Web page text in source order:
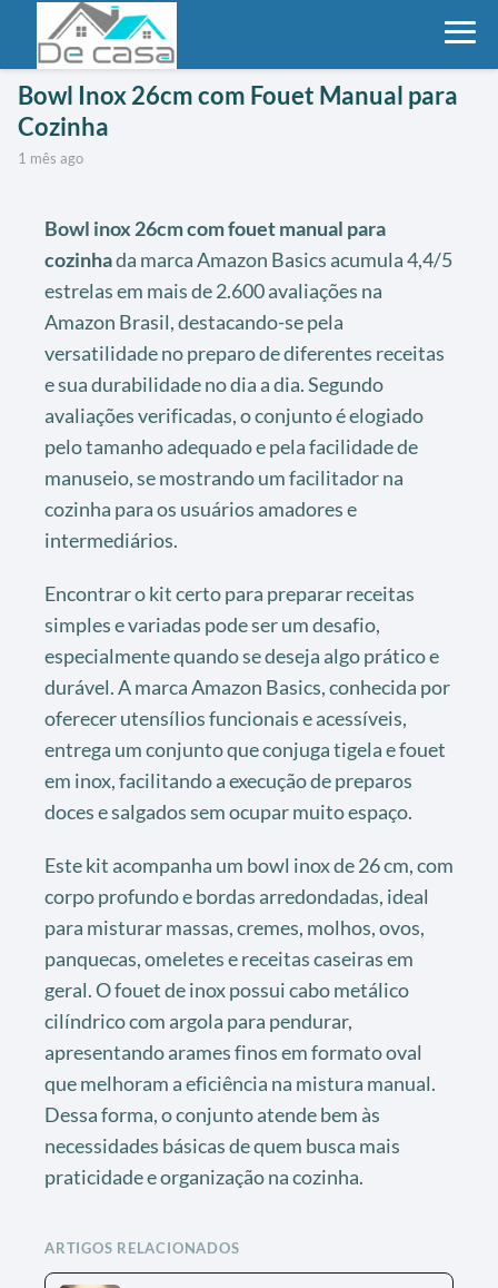
Bowl Inox 26cm com Fouet Manual para
Cozinha
1 mês ago
Bowl inox 26cm com fouet manual para
cozinhada marca Amazon Basics acumula 4,4/5
estrelas em mais de 2.600 avaliações na
Amazon Brasil, destacando-se pela
versatilidade no preparo de diferentes receitas
e sua durabilidade no dia a dia. Segundo
avaliações verificadas, o conjunto é elogiado
pelo tamanho adequado e pela facilidade de
manuseio, se mostrando um facilitador na
cozinha para os usuários amadores e
intermediários.
Encontrar o kit certo para preparar receitas
simples e variadas pode ser um desafio,
especialmente quando se deseja algo prático e
durável. A marca Amazon Basics, conhecida por
oferecer utensílios funcionais e acessíveis,
entrega um conjunto que conjuga tigela e fouet
em inox, facilitando a execução de preparos
doces e salgados sem ocupar muito espaço.
Este kit acompanha um bowl inox de 26 cm, com
corpo profundo e bordas arredondadas, ideal
para misturar massas, cremes, molhos, ovos,
panquecas, omeletes e receitas caseiras em
geral. O fouet de inox possui cabo metálico
cilíndrico com argola para pendurar,
apresentando arames finos em formato oval
que melhoram a eficiência na mistura manual.
Dessa forma, o conjunto atende bem às
necessidades básicas de quem busca mais
praticidade e organização na cozinha.
ARTIGOS RELACIONADOS